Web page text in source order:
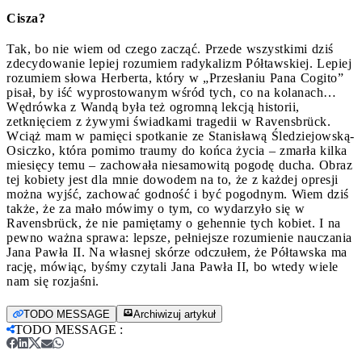
Cisza?
Tak, bo nie wiem od czego zacząć. Przede wszystkimi dziś
zdecydowanie lepiej rozumiem radykalizm Półtawskiej. Lepiej
rozumiem słowa Herberta, który w „Przesłaniu Pana Cogito”
pisał, by iść wyprostowanym wśród tych, co na kolanach…
Wędrówka z Wandą była też ogromną lekcją historii,
zetknięciem z żywymi świadkami tragedii w Ravensbrück.
Wciąż mam w pamięci spotkanie ze Stanisławą Śledziejowską-
Osiczko, która pomimo traumy do końca życia – zmarła kilka
miesięcy temu – zachowała niesamowitą pogodę ducha. Obraz
tej kobiety jest dla mnie dowodem na to, że z każdej opresji
można wyjść, zachować godność i być pogodnym. Wiem dziś
także, że za mało mówimy o tym, co wydarzyło się w
Ravensbrück, że nie pamiętamy o gehennie tych kobiet. I na
pewno ważna sprawa: lepsze, pełniejsze rozumienie nauczania
Jana Pawła II. Na własnej skórze odczułem, że Półtawska ma
rację, mówiąc, byśmy czytali Jana Pawła II, bo wtedy wiele
nam się rozjaśni.
TODO MESSAGE Archiwizuj artykuł
TODO MESSAGE :